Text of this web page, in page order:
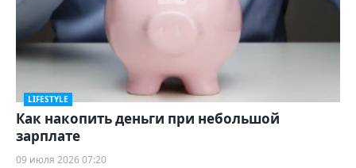
LIFESTYLE
Как накопить деньги при небольшой
зарплате
09 июля 2026 07:20